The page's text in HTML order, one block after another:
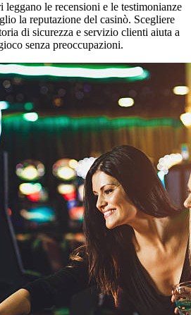
le recensioni e le testimonianze
la reputazione del casinò. Scegliere
di sicurezza e servizio clienti aiuta a
senza preoccupazioni.